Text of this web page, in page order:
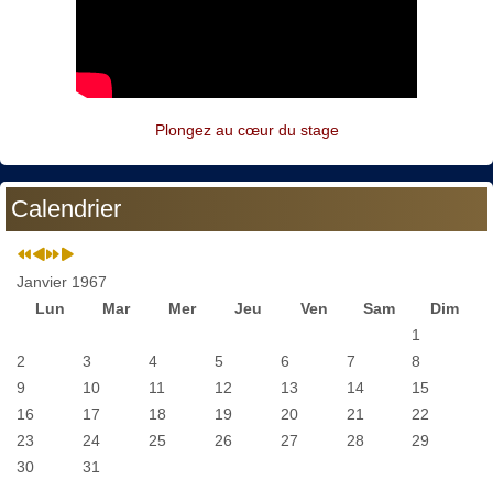
Plongez au cœur du stage
Calendrier
Janvier 1967
Lun
Mar Mer Jeu Ven Sam
Dim
1
2
3 4 5 6 7
8
9
10 11 12 13 14
15
16
17 18 19 20 21
22
23
24 25 26 27 28
29
30
31